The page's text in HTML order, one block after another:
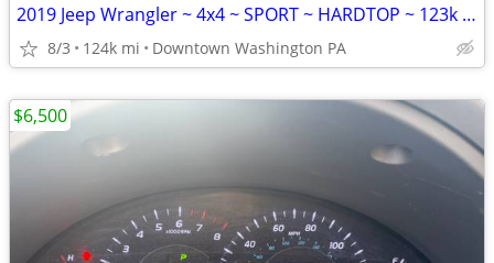
2019 Jeep Wrangler ~ 4x4 ~ SPORT ~ HARDTOP ~ 123k MILES ~ FINANCING
8/3 124k mi Downtown Washington PA
$6,500